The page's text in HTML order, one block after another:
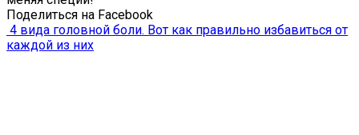
Поделиться на Facebook
4 вида головной боли. Вот как правильно избавиться от
каждой из них